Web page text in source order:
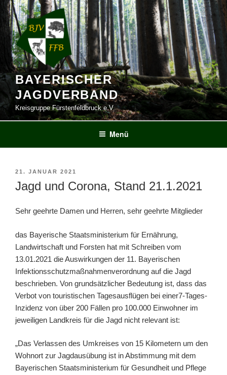
Zum
Inhalt
springen
BAYERISCHER
JAGDVERBAND
Kreisgruppe Fürstenfeldbruck e.V.
Menü
VERÖFFENTLICHT
AM
21. JANUAR 2021
Jagd und Corona, Stand 21.1.2021
Sehr geehrte Damen und Herren, sehr geehrte Mitglieder
das Bayerische Staatsministerium für Ernährung,
Landwirtschaft und Forsten hat mit Schreiben vom
13.01.2021 die Auswirkungen der 11. Bayerischen
Infektionsschutzmaßnahmenverordnung auf die Jagd
beschrieben. Von grundsätzlicher Bedeutung ist, dass das
Verbot von touristischen Tagesausflügen bei einer7-Tages-
Inzidenz von über 200 Fällen pro 100.000 Einwohner im
jeweiligen Landkreis für die Jagd nicht relevant ist:
„Das Verlassen des Umkreises von 15 Kilometern um den
Wohnort zur Jagdausübung ist in Abstimmung mit dem
Bayerischen Staatsministerium für Gesundheit und Pflege